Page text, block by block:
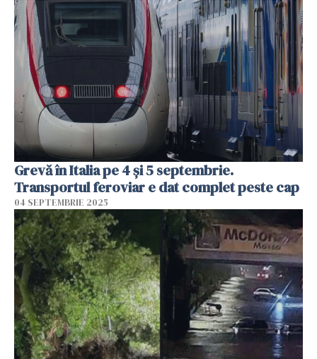
Grevă în Italia pe 4 și 5 septembrie.
Transportul feroviar e dat complet peste cap
04 SEPTEMBRIE 2025